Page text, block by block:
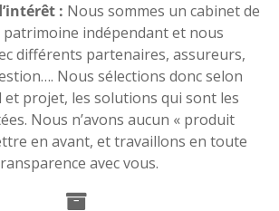
: Nous sommes un cabinet de
patrimoine indépendant et nous
différents partenaires, assureurs,
Nous sélections donc selon
et projet, les solutions qui sont les
Nous n’avons aucun « produit
en avant, et travaillons en toute
avec vous.